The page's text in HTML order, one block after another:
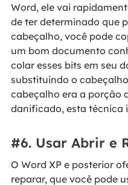
Word, ele vai
de ter determinado que
cabeçalho, você pode
um bom documento
colar esses bits em seu
substituindo o
cabeçalho era a porção
danificado, esta técnica
#6. Usar Abrir e
O Word XP e posterior
reparar, que você pode